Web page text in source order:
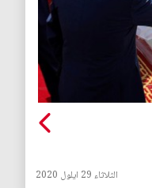
الثلاثاء 29 ايلول 2020